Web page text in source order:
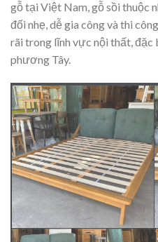
gỗ tại Việt Nam, gỗ sồi thuộc
đối nhẹ, dễ gia công và thi
rãi trong lĩnh vực nội thất, đặc
phương Tây.